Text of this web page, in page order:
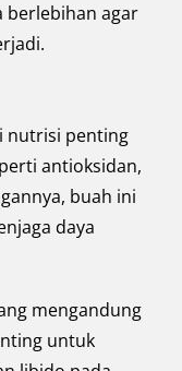
berlebihan agar
nutrisi penting
antioksidan,
buah ini
daya
mengandung
untuk